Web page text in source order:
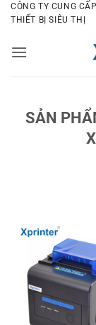
Bỏ
qua
dung
CÔNG TY CUNG
THIẾT BỊ SIÊU THỊ
SẢN